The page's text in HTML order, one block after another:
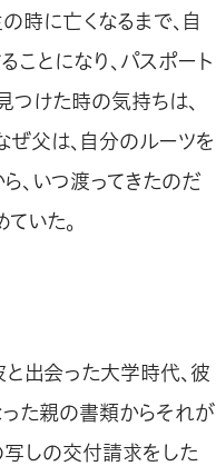
時に亡くなるまで、自
とになり、パスポート
つけた時の気持ちは、
ぜ父は、自分のルーツを
、いつ渡ってきたのだ
いた。
出会った大学時代、彼
った親の書類からそれが
しの交付請求をした